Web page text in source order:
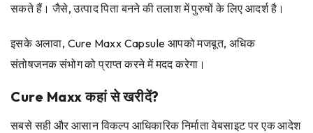
सकते हैं। जैसे, उत्पाद पिता बनने की तलाश में पुरुषों के लिए आदर्श है।
इसके अलावा, Cure Maxx Capsule आपको मजबूत, अधिक
संतोषजनक संभोग को प्राप्त करने में मदद करेगा।
Cure Maxx कहां से खरीदें?
सबसे सही और आसान विकल्प आधिकारिक निर्माता वेबसाइट पर एक आदेश